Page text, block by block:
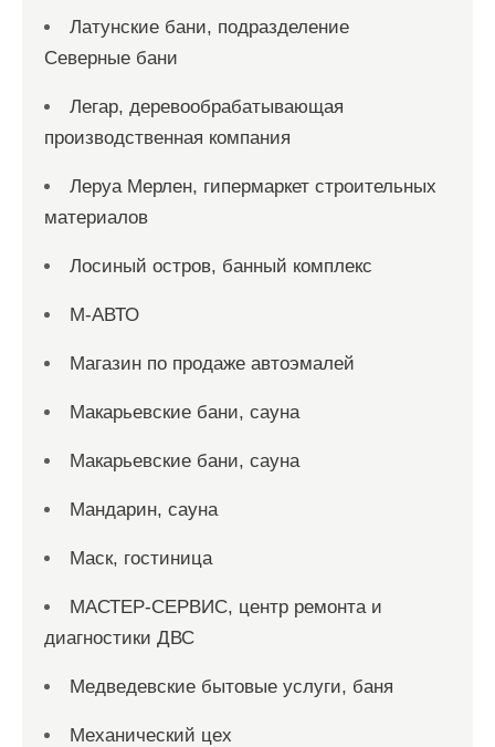
Латунские бани, подразделение
Северные бани
Легар, деревообрабатывающая
производственная компания
Леруа Мерлен, гипермаркет строительных
материалов
Лосиный остров, банный комплекс
М-АВТО
Магазин по продаже автоэмалей
Макарьевские бани, сауна
Макарьевские бани, сауна
Мандарин, сауна
Маск, гостиница
МАСТЕР-СЕРВИС, центр ремонта и
диагностики ДВС
Медведевские бытовые услуги, баня
Механический цех